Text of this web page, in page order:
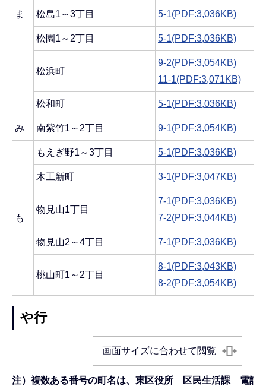
ま 松島1～3丁目 5-1(PDF:3,036KB)
松園1～2丁目 5-1(PDF:3,036KB)
松浜町
9-2(PDF:3,054KB)
11-1(PDF:3,071KB)
松和町 5-1(PDF:3,036KB)
み 南紫竹1～2丁目 9-1(PDF:3,054KB)
も
もえぎ野1～3丁目 5-1(PDF:3,036KB)
木工新町 3-1(PDF:3,047KB)
物見山1丁目
7-1(PDF:3,036KB)
7-2(PDF:3,044KB)
物見山2～4丁目 7-1(PDF:3,036KB)
桃山町1～2丁目
8-1(PDF:3,043KB)
8-2(PDF:3,054KB)
や行
画面サイズに合わせて閲覧
注）複数ある番号の町名は、東区役所 区民生活課 電話